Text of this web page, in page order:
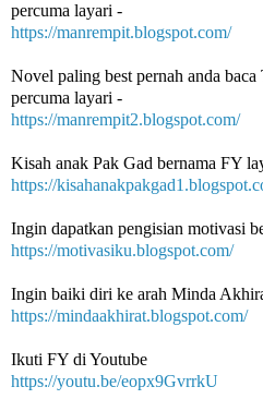
percuma layari -
https://manrempit.blogspot.com/
Novel paling best pernah anda
percuma layari -
https://manrempit2.blogspot.com/
Kisah anak Pak Gad bernama FY
https://
Ingin dapatkan pengisian motivasi
https://motivasiku.blogspot.com/
Ingin baiki diri ke arah Minda
https://mindaakhirat.blogspot.com/
Ikuti FY di Youtube
https://youtu.be/eopx9GvrrkU